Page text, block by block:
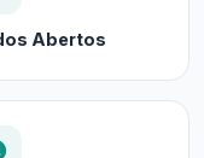
Abertos